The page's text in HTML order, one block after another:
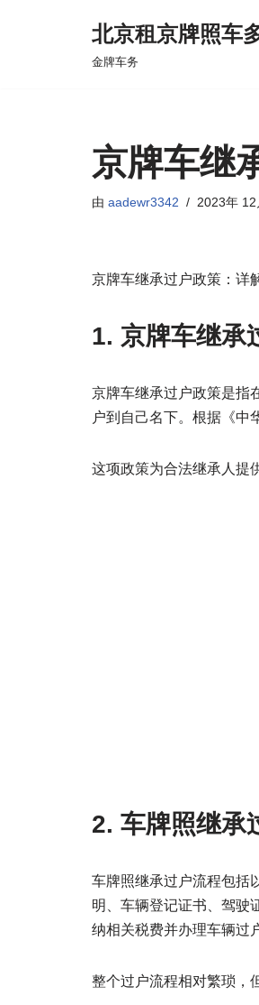
北京租京牌照车
金牌车务
京牌车继
由 aadewr3342 2023年 12
京牌车继承过户政策：详
1. 京牌车继承
京牌车继承过户政策是指
户到自己名下。根据《中
这项政策为合法继承人提
2. 车牌照继承
车牌照继承过户流程包括
明、车辆登记证书、驾驶
纳相关税费并办理车辆过
整个过户流程相对繁琐，